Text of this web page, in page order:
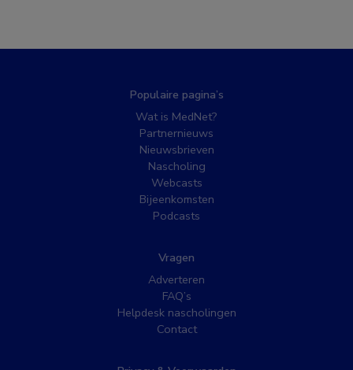
Populaire pagina’s
Wat is MedNet?
Partnernieuws
Nieuwsbrieven
Nascholing
Webcasts
Bijeenkomsten
Podcasts
Vragen
Adverteren
FAQ’s
Helpdesk nascholingen
Contact